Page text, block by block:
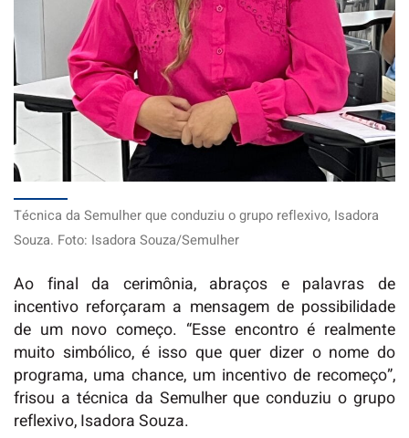
Técnica da Semulher que conduziu o grupo reflexivo, Isadora
Souza. Foto: Isadora Souza/Semulher
Ao final da cerimônia, abraços e palavras de
incentivo reforçaram a mensagem de possibilidade
de um novo começo. “Esse encontro é realmente
muito simbólico, é isso que quer dizer o nome do
programa, uma chance, um incentivo de recomeço”,
frisou a técnica da Semulher que conduziu o grupo
reflexivo, Isadora Souza.